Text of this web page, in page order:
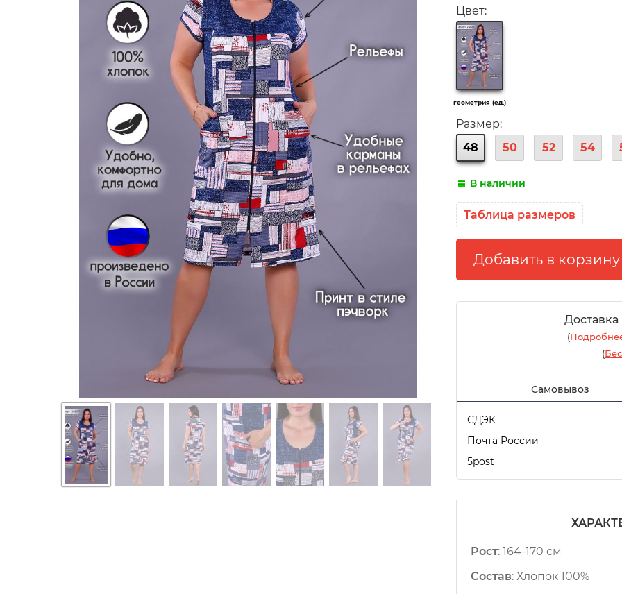
Цвет:
геометрия (ед.)
Размер:
48
50 52 54
В наличии
Таблица размеров
Доставка
(
(
Самовывоз
СДЭК
Почта России
5post
Рост: 164-170 см
Состав: Хлопок 100%